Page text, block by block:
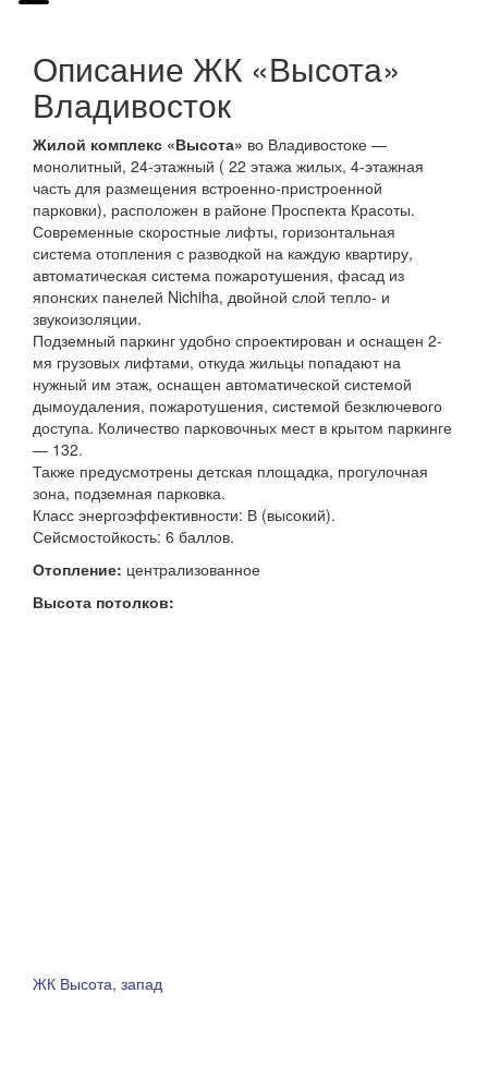
Описание ЖК «Высота»
Владивосток
Жилой комплекс «Высота» во Владивостоке —
монолитный, 24-этажный ( 22 этажа жилых, 4-этажная
часть для размещения встроенно-пристроенной
парковки), расположен в районе Проспекта Красоты.
Современные скоростные лифты, горизонтальная
система отопления с разводкой на каждую квартиру,
автоматическая система пожаротушения, фасад из
японских панелей Nichiha, двойной слой тепло- и
звукоизоляции.
Подземный паркинг удобно спроектирован и оснащен 2-
мя грузовых лифтами, откуда жильцы попадают на
нужный им этаж, оснащен автоматической системой
дымоудаления, пожаротушения, системой безключевого
доступа. Количество парковочных мест в крытом паркинге
— 132.
Также предусмотрены детская площадка, прогулочная
зона, подземная парковка.
Класс энергоэффективности: В (высокий).
Сейсмостойкость: 6 баллов.
Отопление: централизованное
Высота потолков:
ЖК Высота, запад